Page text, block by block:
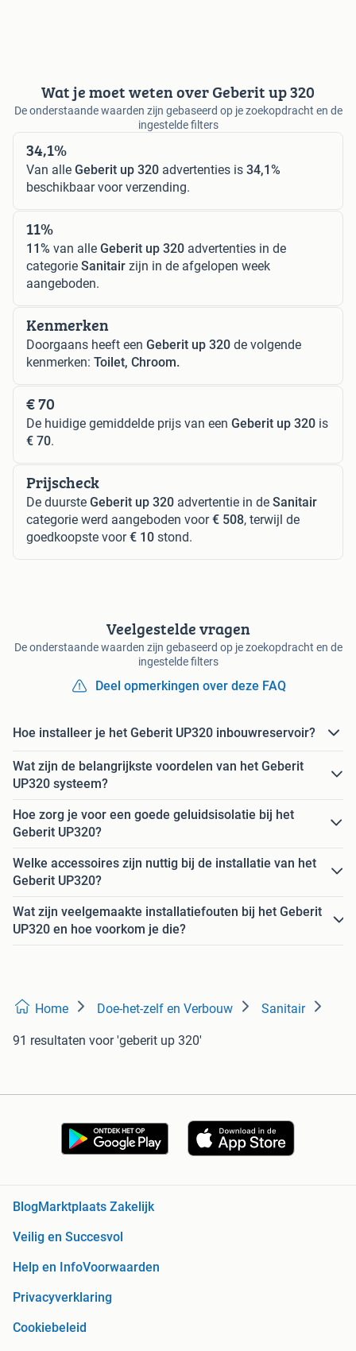
Wat je moet weten over Geberit up 320
De onderstaande waarden zijn gebaseerd op je zoekopdracht en de
ingestelde filters
34,1%
Van alle Geberit up 320 advertenties is 34,1%
beschikbaar voor verzending.
11%
11% van alle Geberit up 320 advertenties in de
categorie Sanitair zijn in de afgelopen week
aangeboden.
Kenmerken
Doorgaans heeft een Geberit up 320 de volgende
kenmerken: Toilet, Chroom.
€ 70
De huidige gemiddelde prijs van een Geberit up 320 is
€ 70.
Prijscheck
De duurste Geberit up 320 advertentie in de Sanitair
categorie werd aangeboden voor€ 508, terwijl de
goedkoopste voor€ 10 stond.
Veelgestelde vragen
De onderstaande waarden zijn gebaseerd op je zoekopdracht en de
ingestelde filters
Deel opmerkingen over deze FAQ
Hoe installeer je het Geberit UP320 inbouwreservoir?
Wat zijn de belangrijkste voordelen van het Geberit
UP320 systeem?
Hoe zorg je voor een goede geluidsisolatie bij het
Geberit UP320?
Welke accessoires zijn nuttig bij de installatie van het
Geberit UP320?
Wat zijn veelgemaakte installatiefouten bij het Geberit
UP320 en hoe voorkom je die?
Home Doe-het-zelf en Verbouw Sanitair
91 resultaten voor 'geberit up 320'
BlogMarktplaats Zakelijk
Veilig en Succesvol
Help en InfoVoorwaarden
Privacyverklaring
Cookiebeleid